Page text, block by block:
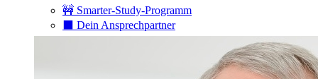
🚧 Smarter-Study-Programm
⬛️ Dein Ansprechpartner